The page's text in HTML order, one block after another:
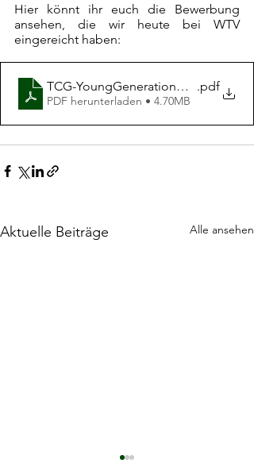
Hier könnt ihr euch die Bewerbung
ansehen, die wir heute bei WTV
eingereicht haben:
TCG-YoungGenerationAward2023-
.pdf
PDF herunterladen • 4.70MB
Aktuelle Beiträge Alle ansehen